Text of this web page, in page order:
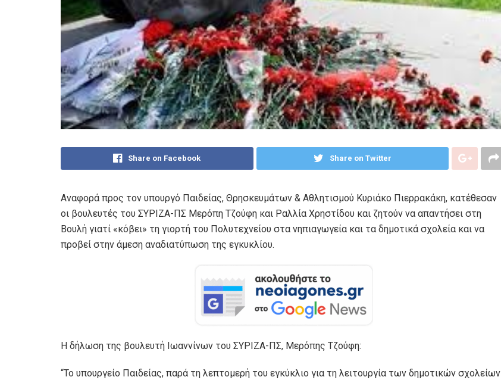
Share on Facebook Share on Twitter
Αναφορά προς τον υπουργό Παιδείας, Θρησκευμάτων & Αθλητισμού Κυριάκο Πιερρακάκη, κατέθεσαν
οι βουλευτές του ΣΥΡΙΖΑ-ΠΣ Μερόπη Τζούφη και Ραλλία Χρηστίδου και ζητούν να απαντήσει στη
Βουλή γιατί «κόβει» τη γιορτή του Πολυτεχνείου στα νηπιαγωγεία και τα δημοτικά σχολεία και να
προβεί στην άμεση αναδιατύπωση της εγκυκλίου.
Η δήλωση της βουλευτή Ιωαννίνων του ΣΥΡΙΖΑ-ΠΣ, Μερόπης Τζούφη:
“Το υπουργείο Παιδείας, παρά τη λεπτομερή του εγκύκλιο για τη λειτουργία των δημοτικών σχολείων